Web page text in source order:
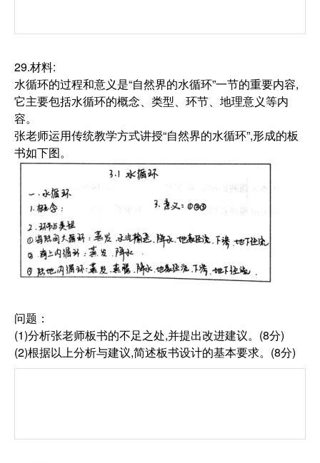
29.材料:
水循环的过程和意义是“自然界的水循环”一节的重要内容,
它主要包括水循环的概念、类型、环节、地理意义等内
容。
张老师运用传统教学方式讲授“自然界的水循环”,形成的板
书如下图。
问题：
(1)分析张老师板书的不足之处,并提出改进建议。(8分)
(2)根据以上分析与建议,简述板书设计的基本要求。(8分)